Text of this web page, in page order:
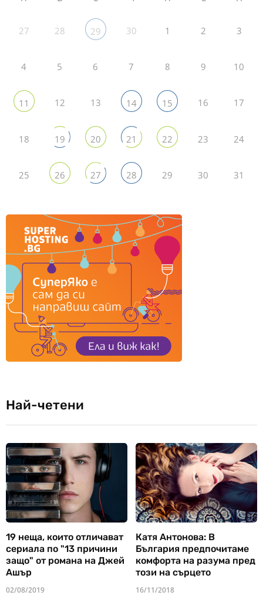
27 28 29 30 1 2 3
4 5 6 7 8 9 10
11 12 13 14 15 16 17
18 19 20 21 22 23 24
25 26 27 28 29 30 31
Най-четени
19 неща, които отличават
сериала по "13 причини
защо" от романа на Джей
Ашър
02/08/2019
Катя Антонова: В
България предпочитаме
комфорта на разума пред
този на сърцето
16/11/2018